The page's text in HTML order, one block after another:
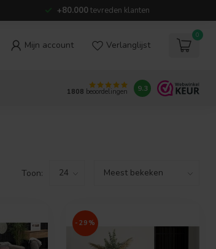
+80.000tevreden klanten
Mijn account Verlanglijst
0
1808 beoordelingen 9.3
Toon:
-29%